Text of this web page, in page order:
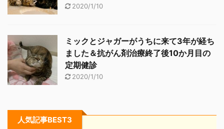
2020/1/10
ミックとジャガーがうちに来て3年が経ち
ました＆抗がん剤治療終了後10か月目の
定期健診
2020/1/10
人気記事BEST3